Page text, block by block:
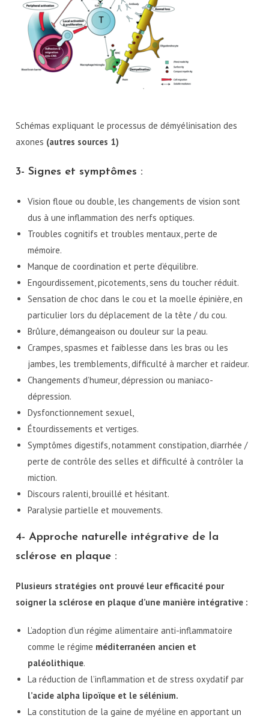
Schémas expliquant le processus de démyélinisation des
axones (autres sources 1)
3- Signes et symptômes :
Vision floue ou double, les changements de vision sont
dus à une inflammation des nerfs optiques.
Troubles cognitifs et troubles mentaux, perte de
mémoire.
Manque de coordination et perte d’équilibre.
Engourdissement, picotements, sens du toucher réduit.
Sensation de choc dans le cou et la moelle épinière, en
particulier lors du déplacement de la tête / du cou.
Brûlure, démangeaison ou douleur sur la peau.
Crampes, spasmes et faiblesse dans les bras ou les
jambes, les tremblements, difficulté à marcher et raideur.
Changements d’humeur, dépression ou maniaco-
dépression.
Dysfonctionnement sexuel,
Étourdissements et vertiges.
Symptômes digestifs, notamment constipation, diarrhée /
perte de contrôle des selles et difficulté à contrôler la
miction.
Discours ralenti, brouillé et hésitant.
Paralysie partielle et mouvements.
4- Approche naturelle intégrative de la
sclérose en plaque :
Plusieurs stratégies ont prouvé leur efficacité pour
soigner la sclérose en plaque d’une manière intégrative :
L’adoption d’un régime alimentaire anti-inflammatoire
comme le régime méditerranéen ancien et
paléolithique.
La réduction de l’inflammation et de stress oxydatif par
l’acide alpha lipoïque et le sélénium.
La constitution de la gaine de myéline en apportant un